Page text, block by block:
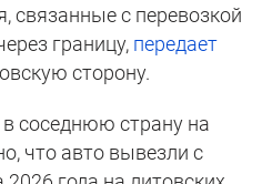
связанные с перевозкой
границу, передает
сторону.
соседнюю страну на
что авто вывезли с